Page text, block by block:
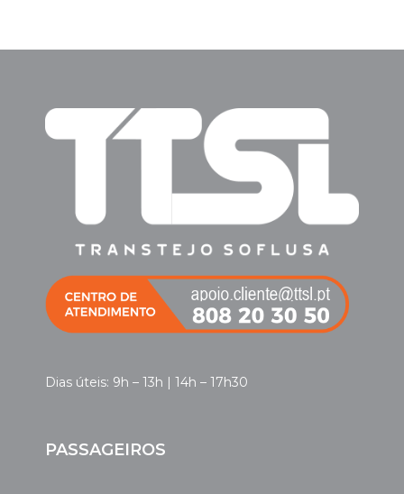
Dias úteis: 9h – 13h | 14h – 17h30
PASSAGEIROS